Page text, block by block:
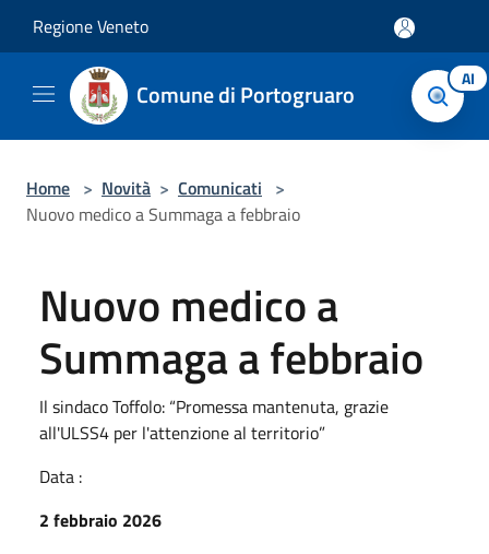
Regione Veneto
Comune di Portogruaro AI
Home > Novità > Comunicati >
Nuovo medico a Summaga a febbraio
Nuovo medico a
Summaga a febbraio
Il sindaco Toffolo: “Promessa mantenuta, grazie
all'ULSS4 per l'attenzione al territorio”
Data :
2 febbraio 2026